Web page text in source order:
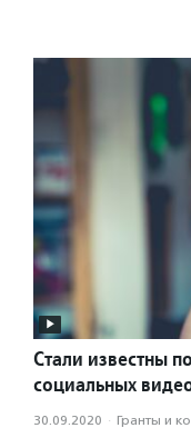
Стали известны
социальных
30.09.2020 · Гранты и